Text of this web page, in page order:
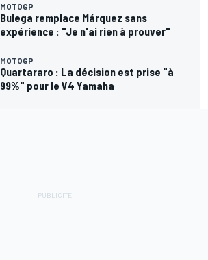
MOTOGP
Bulega remplace Márquez sans
expérience : "Je n'ai rien à prouver"
MOTOGP
Quartararo : La décision est prise "à
99%" pour le V4 Yamaha